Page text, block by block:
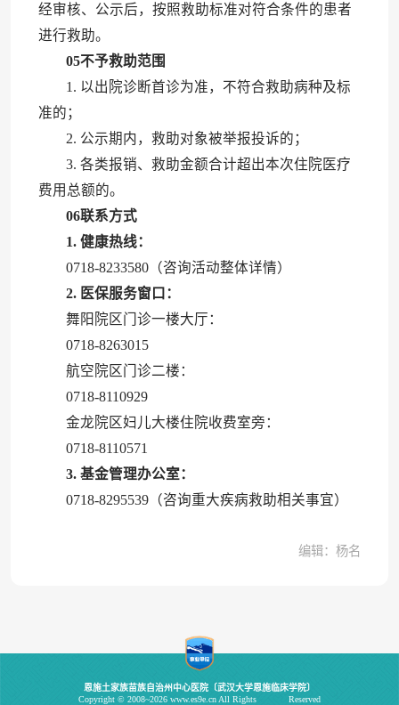
经审核、公示后，按照救助标准对符合条件的患者
进行救助。
05不予救助范围
1. 以出院诊断首诊为准，不符合救助病种及标
准的；
2. 公示期内，救助对象被举报投诉的；
3. 各类报销、救助金额合计超出本次住院医疗
费用总额的。
06联系方式
1. 健康热线：
0718-8233580（咨询活动整体详情）
2. 医保服务窗口：
舞阳院区门诊一楼大厅：
0718-8263015
航空院区门诊二楼：
0718-8110929
金龙院区妇儿大楼住院收费室旁：
0718-8110571
3. 基金管理办公室：
0718-8295539（咨询重大疾病救助相关事宜）
编辑：杨名
恩施土家族苗族自治州中心医院〔武汉大学恩施临床学院〕
Copyright © 2008~2026 www.es9e.cn All Rights Reserved